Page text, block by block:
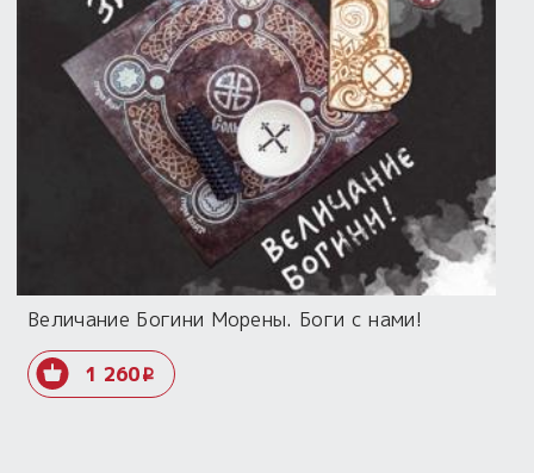
Величание Богини Морены. Боги с нами!
1 260i